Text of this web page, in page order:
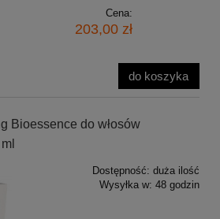
Cena:
203,00 zł
do koszyka
Bioessence do włosów
Dostępność: duża ilość
Wysyłka w: 48 godzin